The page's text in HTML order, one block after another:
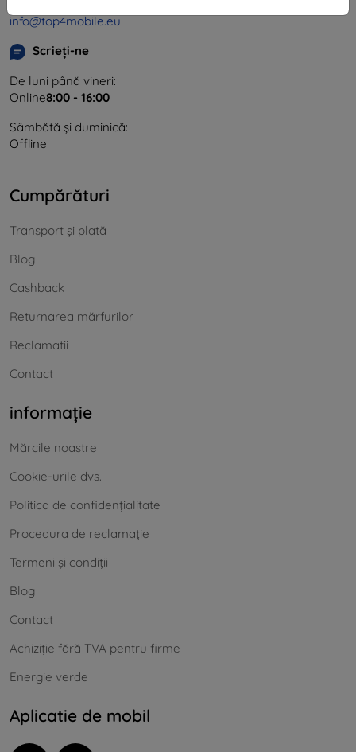
info@top4mobile.eu
Scrieți-ne
De luni până vineri:
Online8:00 - 16:00
Sâmbătă și duminică:
Offline
Cumpărături
Transport și plată
Blog
Cashback
Returnarea mărfurilor
Reclamatii
Contact
informație
Mărcile noastre
Cookie-urile dvs.
Politica de confidențialitate
Procedura de reclamație
Termeni și condiții
Blog
Contact
Achiziție fără TVA pentru firme
Energie verde
Aplicatie de mobil